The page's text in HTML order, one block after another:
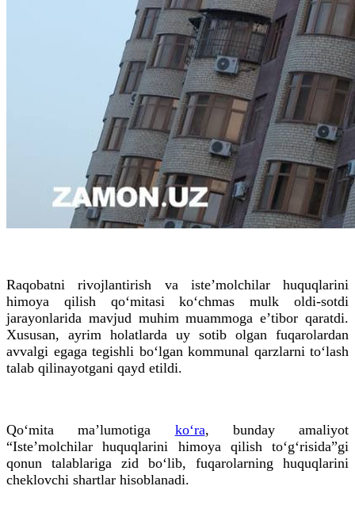
Raqobatni rivojlantirish va iste’molchilar huquqlarini
himoya qilish qo‘mitasi ko‘chmas mulk oldi-sotdi
jarayonlarida mavjud muhim muammoga e’tibor qaratdi.
Xususan, ayrim holatlarda uy sotib olgan fuqarolardan
avvalgi egaga tegishli bo‘lgan kommunal qarzlarni to‘lash
talab qilinayotgani qayd etildi.
Qo‘mita ma’lumotiga ko‘ra, bunday amaliyot
“Iste’molchilar huquqlarini himoya qilish to‘g‘risida”gi
qonun talablariga zid bo‘lib, fuqarolarning huquqlarini
cheklovchi shartlar hisoblanadi.